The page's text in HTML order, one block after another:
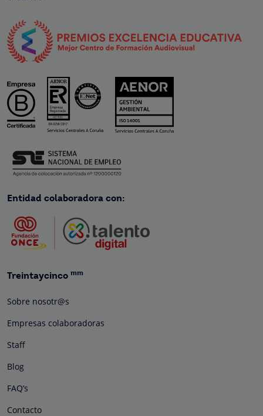
Entidad colaboradora con:
Treintaycinco mm
Sobre nosotr@s
Empresas colaboradoras
Staff
Blog
FAQ’s
Contacto